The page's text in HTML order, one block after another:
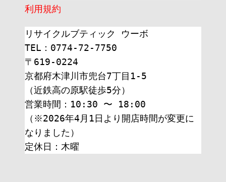
利用規約
リサイクルブティック ウーボ
TEL：0774-72-7750
〒619-0224
京都府木津川市兜台7丁目1-5
（近鉄高の原駅徒歩5分）
営業時間：10:30 〜 18:00
（※2026年4月1日より開店時間が変更に
なりました）
定休日：木曜